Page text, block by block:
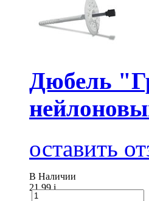
Дюбель
оставить
В Наличии
21.99i